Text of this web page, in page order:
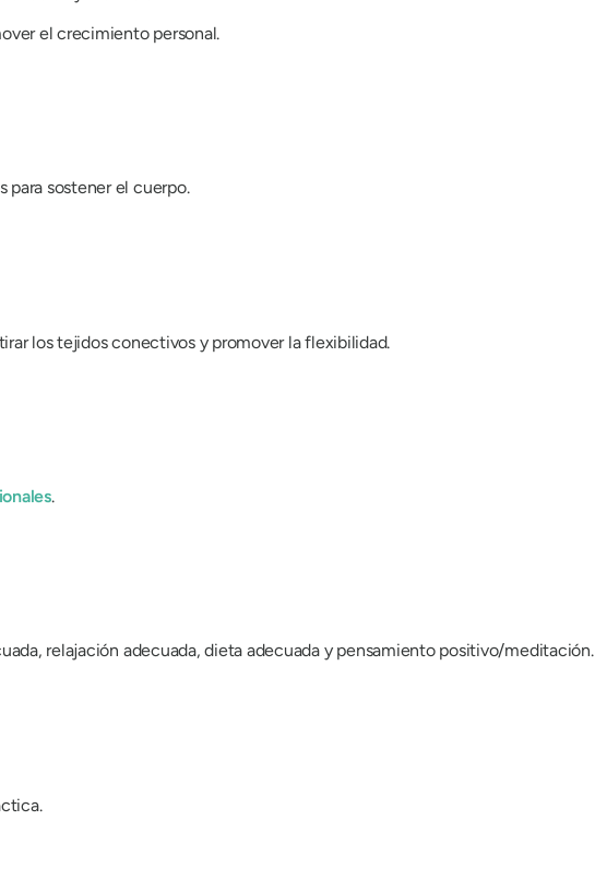
el crecimiento personal.
para sostener el cuerpo.
los tejidos conectivos y promover la flexibilidad.
.
relajación adecuada, dieta adecuada y pensamiento positivo/meditación.